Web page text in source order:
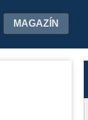
MAGAZÍN